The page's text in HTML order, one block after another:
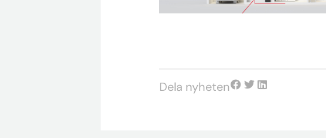
Dela nyheten